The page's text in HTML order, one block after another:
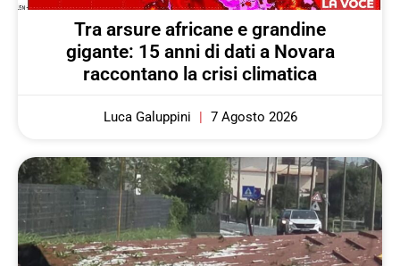
Tra arsure africane e grandine
gigante: 15 anni di dati a Novara
raccontano la crisi climatica
Luca Galuppini 7 Agosto 2026